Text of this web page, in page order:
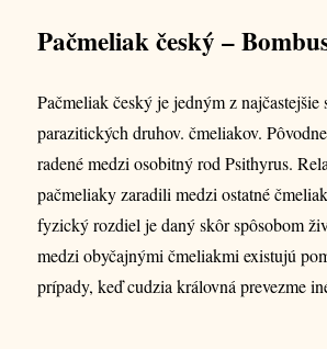
Pačmeliak český –
Pačmeliak český je jedným z
parazitických druhov. čmeliakov.
radené medzi osobitný rod Psithyrus.
pačmeliaky zaradili medzi ostatné
fyzický rozdiel je daný skôr spôsobom
medzi obyčajnými čmeliakmi existujú
prípady, keď cudzia královná prevezme